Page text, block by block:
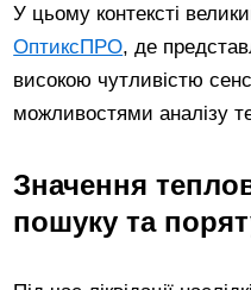
У цьому контексті
ОптиксПРО, де
високою чутливістю
можливостями аналізу
Значення
пошуку та